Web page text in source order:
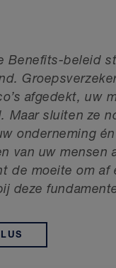
Benefits-beleid
afgedekt, uw
Maar sluiten ze
onderneming
van uw mensen
de moeite om af
deze